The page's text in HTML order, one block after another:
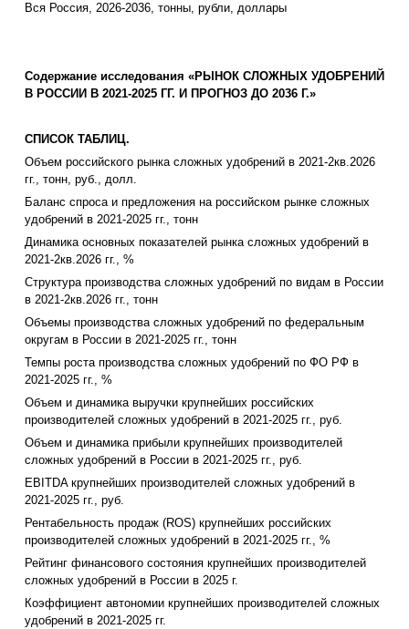
Вся Россия, 2026-2036, тонны, рубли, доллары
Содержание исследования «РЫНОК СЛОЖНЫХ УДОБРЕНИЙ
В РОССИИ В 2021-2025 ГГ. И ПРОГНОЗ ДО 2036 Г.»
СПИСОК ТАБЛИЦ.
Объем российского рынка сложных удобрений в 2021-2кв.2026
гг., тонн, руб., долл.
Баланс спроса и предложения на российском рынке сложных
удобрений в 2021-2025 гг., тонн
Динамика основных показателей рынка сложных удобрений в
2021-2кв.2026 гг., %
Структура производства сложных удобрений по видам в России
в 2021-2кв.2026 гг., тонн
Объемы производства сложных удобрений по федеральным
округам в России в 2021-2025 гг., тонн
Темпы роста производства сложных удобрений по ФО РФ в
2021-2025 гг., %
Объем и динамика выручки крупнейших российских
производителей сложных удобрений в 2021-2025 гг., руб.
Объем и динамика прибыли крупнейших производителей
сложных удобрений в России в 2021-2025 гг., руб.
EBITDA крупнейших производителей сложных удобрений в
2021-2025 гг., руб.
Рентабельность продаж (ROS) крупнейших российских
производителей сложных удобрений в 2021-2025 гг., %
Рейтинг финансового состояния крупнейших производителей
сложных удобрений в России в 2025 г.
Коэффициент автономии крупнейших производителей сложных
удобрений в 2021-2025 гг.